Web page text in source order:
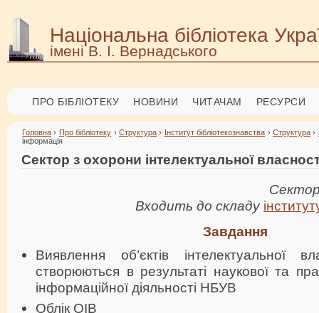
Національна бібліотека
імені В. І. Вернадського
ПРО БІБЛІОТЕКУ НОВИНИ ЧИТАЧАМ РЕСУРСИ
Головна › Про бібліотеку › Структура › Інститут бібліотекознавства › Структура ›
інформація
Сектор з охорони інтелектуальної
Входить до складу
Завдання
Виявлення об’єктів інтелектуальної
створюються в результаті наукової та
інформаційної діяльності НБУВ
Облік ОІВ